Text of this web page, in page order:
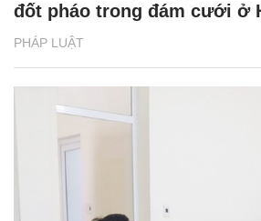
PHÁP LUẬT
đốt pháo trong đám cưới ở